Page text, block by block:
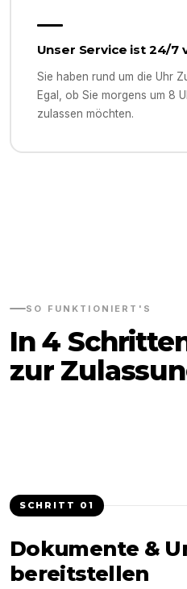
Unser Service ist 24/7
Sie haben rund um die Uhr
Egal, ob Sie morgens um 8
zulassen möchten.
SO FUNKTIONIERT'S
In 4
zur
SCHRITT 01
Dokumente &
bereitstellen